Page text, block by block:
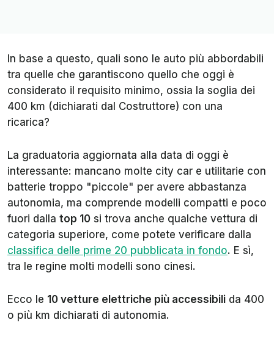
In base a questo, quali sono le auto più abbordabili
tra quelle che garantiscono quello che oggi è
considerato il requisito minimo, ossia la soglia dei
400 km (dichiarati dal Costruttore) con una
ricarica?
La graduatoria aggiornata alla data di oggi è
interessante: mancano molte city car e utilitarie con
batterie troppo "piccole" per avere abbastanza
autonomia, ma comprende modelli compatti e poco
fuori dalla top 10 si trova anche qualche vettura di
categoria superiore, come potete verificare dalla
classifica delle prime 20 pubblicata in fondo. E sì,
tra le regine molti modelli sono cinesi.
Ecco le 10 vetture elettriche più accessibili da 400
o più km dichiarati di autonomia.